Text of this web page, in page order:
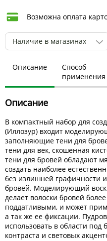
Возможна оплата
Наличие в магазинах
Описание
Способ
применения
Описание
В компактный набор для
(Иллозур) входит
заполняющие тени для
тени для век, скошенная
тени для бровей обладают
создать наиболее
без излишней графичности
бровей. Моделирующий
делает волоски бровей
поддатливыми, и может
а так же ее фиксации.
использовать в области под
контраста и световых